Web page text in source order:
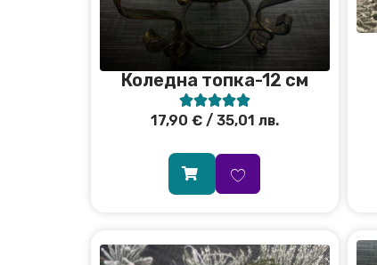
Коледна топка-12 см

17,90 €/ 35,01 лв.